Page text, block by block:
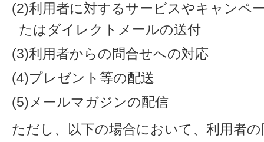
(2)利用者に対するサービスやキャンペ
たはダイレクトメールの送付
(3)利用者からの問合せへの対応
(4)プレゼント等の配送
(5)メールマガジンの配信
ただし、以下の場合において、利用者